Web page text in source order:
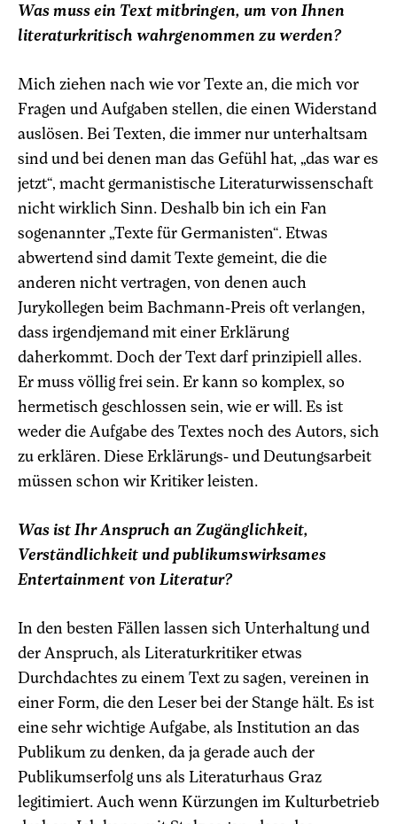
Was muss ein Text mitbringen, um von Ihnen
literaturkritisch wahrgenommen zu werden?
Mich ziehen nach wie vor Texte an, die mich vor
Fragen und Aufgaben stellen, die einen Widerstand
auslösen. Bei Texten, die immer nur unterhaltsam
sind und bei denen man das Gefühl hat, „das war es
jetzt“, macht germanistische Literaturwissenschaft
nicht wirklich Sinn. Deshalb bin ich ein Fan
sogenannter „Texte für Germanisten“. Etwas
abwertend sind damit Texte gemeint, die die
anderen nicht vertragen, von denen auch
Jurykollegen beim Bachmann-Preis oft verlangen,
dass irgendjemand mit einer Erklärung
daherkommt. Doch der Text darf prinzipiell alles.
Er muss völlig frei sein. Er kann so komplex, so
hermetisch geschlossen sein, wie er will. Es ist
weder die Aufgabe des Textes noch des Autors, sich
zu erklären. Diese Erklärungs- und Deutungsarbeit
müssen schon wir Kritiker leisten.
Was ist Ihr Anspruch an Zugänglichkeit,
Verständlichkeit und publikumswirksames
Entertainment von Literatur?
In den besten Fällen lassen sich Unterhaltung und
der Anspruch, als Literaturkritiker etwas
Durchdachtes zu einem Text zu sagen, vereinen in
einer Form, die den Leser bei der Stange hält. Es ist
eine sehr wichtige Aufgabe, als Institution an das
Publikum zu denken, da ja gerade auch der
Publikumserfolg uns als Literaturhaus Graz
legitimiert. Auch wenn Kürzungen im Kulturbetrieb